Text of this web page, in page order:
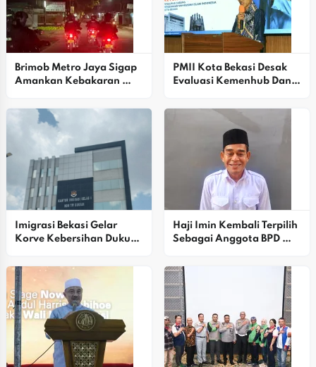
Brimob Metro Jaya Sigap
Amankan Kebakaran
Cepat Terkendali
PMII Kota Bekasi Desak
Evaluasi Kemenhub Dan
Kereta Di Bekasi Timur
Imigrasi Bekasi Gelar
Korve Kebersihan Dukung
Haji Imin Kembali Terpilih
Sebagai Anggota BPD